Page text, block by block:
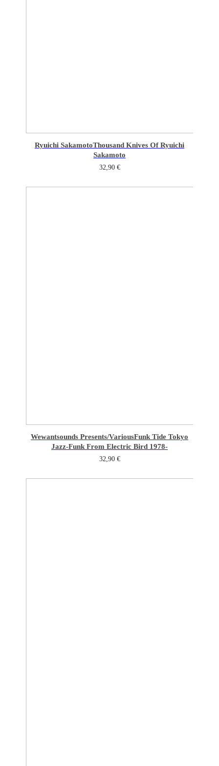
Ryuichi SakamotoThousand Knives Of Ryuichi
Sakamoto
32,90 €
Wewantsounds Presents/VariousFunk Tide Tokyo
Jazz-Funk From Electric Bird 1978-
32,90 €